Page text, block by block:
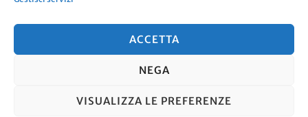
ACCETTA
NEGA
VISUALIZZA LE PREFERENZE
riservati.Travel Nomad | Sviluppato da